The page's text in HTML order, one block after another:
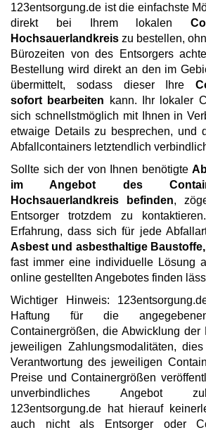
123entsorgung.de ist die einfachste
direkt bei Ihrem lokalen
Hochsauerlandkreis zu bestellen,
Bürozeiten von des Entsorgers
Bestellung wird direkt an den im
übermittelt, sodass dieser Ihre
sofort bearbeiten kann. Ihr lokaler
sich schnellstmöglich mit Ihnen in
etwaige Details zu besprechen, und
Abfallcontainers letztendlich
Sollte sich der von Ihnen benötigte
im Angebot des
Hochsauerlandkreis befinden,
Entsorger trotzdem zu
Erfahrung, dass sich für jede
Asbest und asbesthaltige
fast immer eine individuelle Lösung
online gestellten Angebotes finden
Wichtiger Hinweis:
Haftung für die
Containergrößen, die Abwicklung der
jeweiligen Zahlungsmodalitäten,
Verantwortung des jeweiligen
Preise und Containergrößen
unverbindliches Angebot
123entsorgung.de hat hierauf
auch nicht als Entsorger oder